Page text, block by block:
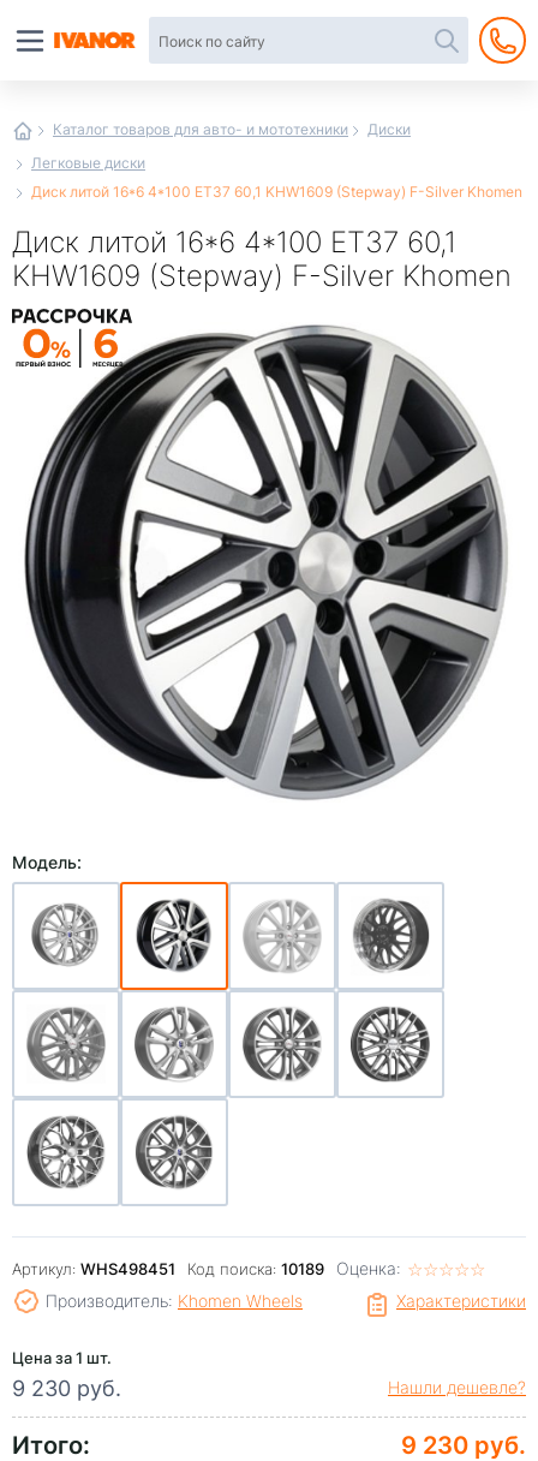
Каталог товаров для авто- и мототехники
Диски
Легковые диски
Диск литой 16*6 4*100 ET37 60,1 KHW1609 (Stepway) F-Silver Khomen
Диск литой 16*6 4*100 ET37 60,1
KHW1609 (Stepway) F-Silver Khomen
Модель:
Артикул: WHS498451 Код поиска: 10189 Оценка: ☆☆☆☆☆
★★★★★
Характеристики
Производитель: Khomen Wheels
Цена за 1 шт.
9 230 руб. Нашли дешевле?
Итого: 9 230 руб.
интернет-